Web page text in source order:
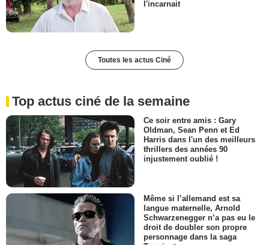
l'incarnait
Toutes les actus Ciné
Top actus ciné de la semaine
Ce soir entre amis : Gary
Oldman, Sean Penn et Ed
Harris dans l'un des meilleurs
thrillers des années 90
injustement oublié !
Même si l’allemand est sa
langue maternelle, Arnold
Schwarzenegger n’a pas eu le
droit de doubler son propre
personnage dans la saga